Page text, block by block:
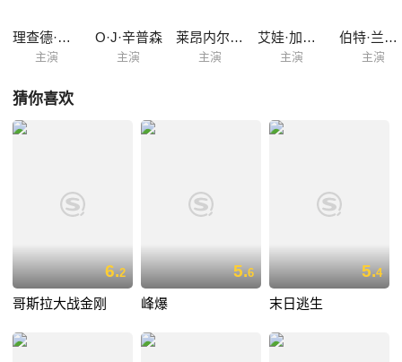
进行解决，列车上的人们与防化部队发生冲突，人们纷纷拿起武器。众人
的命运跟随火车一起驶向未知.....
理查德·哈里斯
主演
O·J·辛普森
主演
莱昂内尔·斯坦德
主演
艾娃·加德纳
主演
伯特·兰卡斯特
主演
猜你喜欢
6.2
哥斯拉大战金刚
5.6
峰爆
5.4
末日逃生